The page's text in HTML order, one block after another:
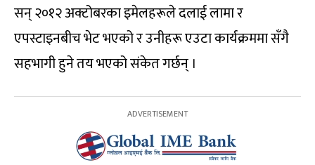
सन् २०१२ अक्टोबरका इमेलहरूले दलाई लामा र
एपस्टाइनबीच भेट भएको र उनीहरू एउटा कार्यक्रममा सँगै
सहभागी हुने तय भएको संकेत गर्छन् ।